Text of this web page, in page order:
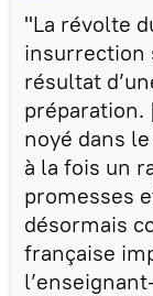
"La révolte
insurrection
résultat
préparation.
noyé dans
à la fois un
promesses
désormais
française